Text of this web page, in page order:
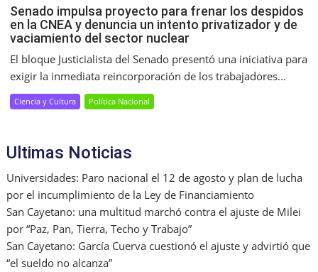
Senado impulsa proyecto para frenar los despidos
en la CNEA y denuncia un intento privatizador y de
vaciamiento del sector nuclear
El bloque Justicialista del Senado presentó una iniciativa para
exigir la inmediata reincorporación de los trabajadores...
Ciencia y Cultura Política Nacional
Ultimas Noticias
Universidades: Paro nacional el 12 de agosto y plan de lucha
por el incumplimiento de la Ley de Financiamiento
San Cayetano: una multitud marchó contra el ajuste de Milei
por “Paz, Pan, Tierra, Techo y Trabajo”
San Cayetano: García Cuerva cuestionó el ajuste y advirtió que
“el sueldo no alcanza”